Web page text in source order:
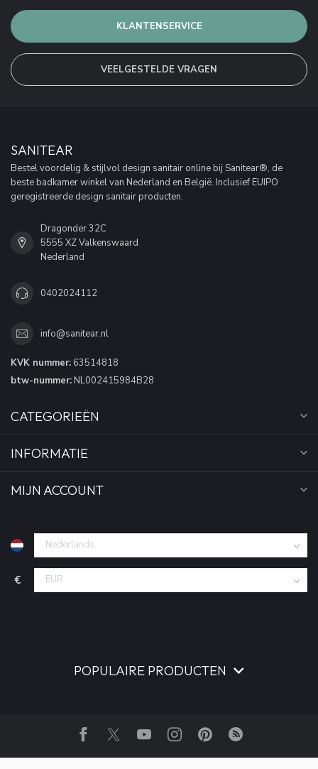
KLANTENSERVICE
VEELGESTELDE VRAGEN
SANITEAR
Bestel voordelig & stijlvol design sanitair online bij Sanitear®, de
beste badkamer winkel van Nederland en België. Inclusief EUIPO
geregistreerde design sanitair producten.
Dragonder 32C
5555 XZ Valkenswaard
Nederland
0402024112
info@sanitear.nl
KVK nummer: 63514818
btw-nummer: NL002415984B28
CATEGORIEËN
INFORMATIE
MIJN ACCOUNT
€
POPULAIRE PRODUCTEN